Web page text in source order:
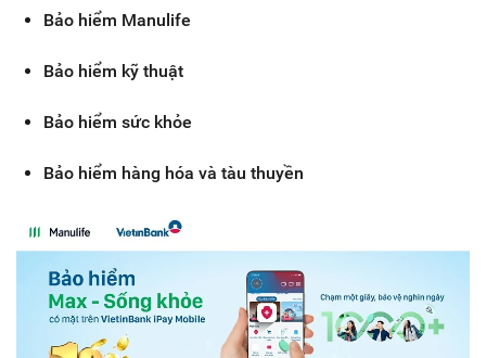
Bảo hiểm Manulife
Bảo hiểm kỹ thuật
Bảo hiểm sức khỏe
Bảo hiểm hàng hóa và tàu thuyền